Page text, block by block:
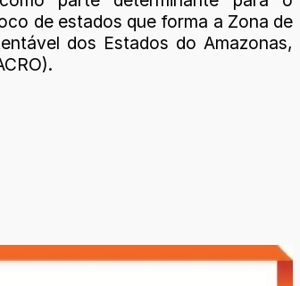
de estados que forma a Zona de
dos Estados do Amazonas,